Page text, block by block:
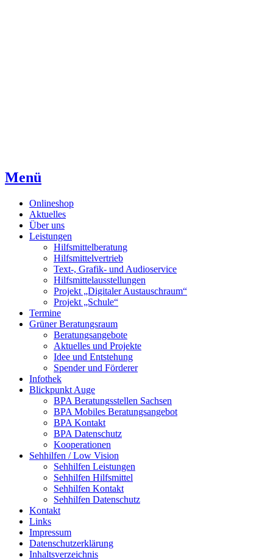
Menü
Onlineshop
Aktuelles
Über uns
Leistungen
Hilfsmittelberatung
Hilfsmittelvertrieb
Text-, Grafik- und Audioservice
Hilfsmittelausstellungen
Projekt „Digitaler Austauschraum“
Projekt „Schule“
Termine
Grüner Beratungsraum
Beratungsangebote
Aktuelles und Projekte
Idee und Entstehung
Spender und Förderer
Infothek
Blickpunkt Auge
BPA Beratungsstellen Sachsen
BPA Mobiles Beratungsangebot
BPA Kontakt
BPA Datenschutz
Kooperationen
Sehhilfen / Low Vision
Sehhilfen Leistungen
Sehhilfen Hilfsmittel
Sehhilfen Kontakt
Sehhilfen Datenschutz
Kontakt
Links
Impressum
Datenschutzerklärung
Inhaltsverzeichnis